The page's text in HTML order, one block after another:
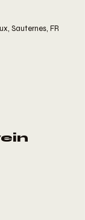
Sauternes, FR